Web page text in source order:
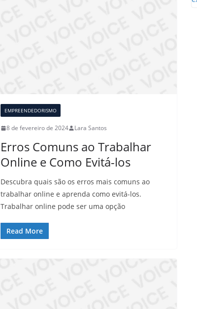
EMPREENDEDORISMO
8 de fevereiro de 2024 Lara Santos
Erros Comuns ao Trabalhar
Online e Como Evitá-los
Descubra quais são os erros mais comuns ao
trabalhar online e aprenda como evitá-los.
Trabalhar online pode ser uma opção
Read More